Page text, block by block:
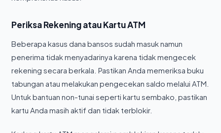
Periksa Rekening atau Kartu ATM
Beberapa kasus dana bansos sudah masuk namun
penerima tidak menyadarinya karena tidak mengecek
rekening secara berkala. Pastikan Anda memeriksa buku
tabungan atau melakukan pengecekan saldo melalui ATM.
Untuk bantuan non-tunai seperti kartu sembako, pastikan
kartu Anda masih aktif dan tidak terblokir.